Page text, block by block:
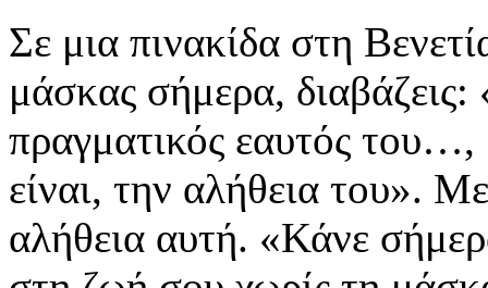
Σε μια πινακίδα στη
μάσκας σήμερα,
πραγματικός εαυτός
είναι, την αλήθεια του».
αλήθεια αυτή. «Κάνε